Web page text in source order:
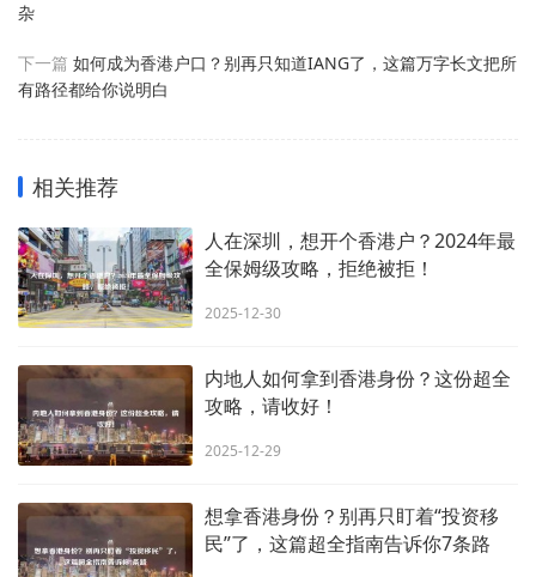
杂
下一篇 如何成为香港户口？别再只知道IANG了，这篇万字长文把所
有路径都给你说明白
相关推荐
人在深圳，想开个香港户？2024年最
全保姆级攻略，拒绝被拒！
2025-12-30
内地人如何拿到香港身份？这份超全
攻略，请收好！
2025-12-29
想拿香港身份？别再只盯着“投资移
民”了，这篇超全指南告诉你7条路